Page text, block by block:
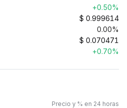
+0.50%
$ 0.999614
0.00%
$ 0.070471
+0.70%
Precio y % en 24 horas